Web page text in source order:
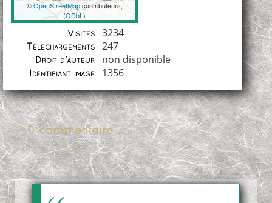
Coordonnées
©OpenStreetMapcontributeurs,
(ODbL)
Visites 3234
Téléchargements 247
Droit d'auteur non disponible
Identifiant image 1356
0 commentaire